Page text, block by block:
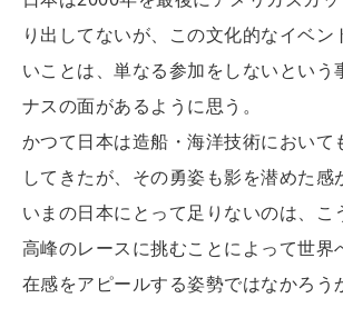
り出してないが、この文化的なイベン
いことは、単なる参加をしないという
ナスの面があるように思う。
かつて日本は造船・海洋技術において
してきたが、その勇姿も影を潜めた感
いまの日本にとって足りないのは、こ
高峰のレースに挑むことによって世界
在感をアピールする姿勢ではなかろう